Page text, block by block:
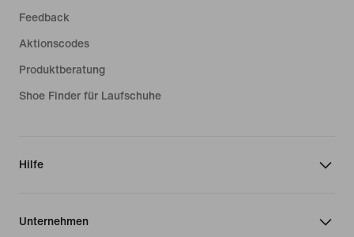
Feedback
Aktionscodes
Produktberatung
Shoe Finder für Laufschuhe
Hilfe
Unternehmen